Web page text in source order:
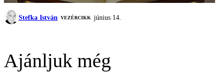
Stefka István VEZÉRCIKK június 14.
Ajánljuk még